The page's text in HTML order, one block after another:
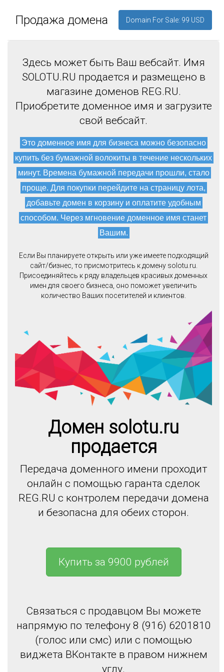
Domain For Sale: 99 USD
Продажа домена
Здесь может быть Ваш вебсайт. Имя
SOLOTU.RU продается и размещено в
магазине доменов REG.RU.
Приобретите доменное имя и загрузите
свой вебсайт.
Это доменное имя для бизнеса можно безопасно
купить без бумажной волокиты в течение нескольких
минут. Времена бумажной передачи прошли, стало
проще. Для покупки перейдите на страницу лота,
добавьте домен в корзину и оплатите удобным
способом. Через мгновение доменное имя станет
Вашим.
Если Вы планируете открыть или уже имеете подходящий
сайт/бизнес, то присмотритесь к домену solotu.ru.
Присоединяйтесь к ряду владельцев красивых доменных
имен для своего бизнеса, оно поможет увеличить
количество Ваших посетителей и клиентов.
Домен solotu.ru
продается
Передача доменного имени проходит
онлайн с помощью гаранта сделок
REG.RU с контролем передачи домена
и безопасна для обеих сторон.
Купить за 9900 рублей
Связаться с продавцом Вы можете
напрямую по телефону 8 (916) 6201810
(голос или смс) или с помощью
виджета ВКонтакте в правом нижнем
углу.